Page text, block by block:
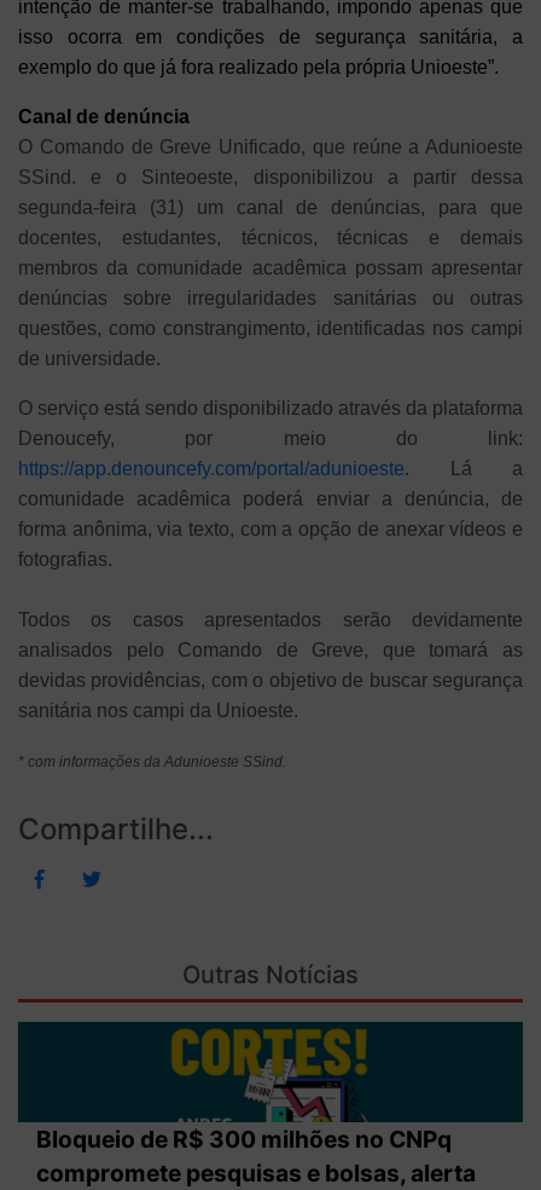
intenção de manter-se trabalhando, impondo apenas que
isso ocorra em condições de segurança sanitária, a
exemplo do que já fora realizado pela própria Unioeste”.
Canal de denúncia
O Comando de Greve Unificado, que reúne a Adunioeste
SSind. e o Sinteoeste, disponibilizou a partir dessa
segunda-feira (31) um canal de denúncias, para que
docentes, estudantes, técnicos, técnicas e demais
membros da comunidade acadêmica possam apresentar
denúncias sobre irregularidades sanitárias ou outras
questões, como constrangimento, identificadas nos campi
de universidade.
O serviço está sendo disponibilizado através da plataforma
Denoucefy, por meio do link:
https://app.denouncefy.com/portal/adunioeste. Lá a
comunidade acadêmica poderá enviar a denúncia, de
forma anônima, via texto, com a opção de anexar vídeos e
fotografias.
Todos os casos apresentados serão devidamente
analisados pelo Comando de Greve, que tomará as
devidas providências, com o objetivo de buscar segurança
sanitária nos campi da Unioeste.
* com informações da Adunioeste SSind.
Compartilhe...
Outras Notícias
Bloqueio de R$ 300 milhões no CNPq
compromete pesquisas e bolsas, alerta